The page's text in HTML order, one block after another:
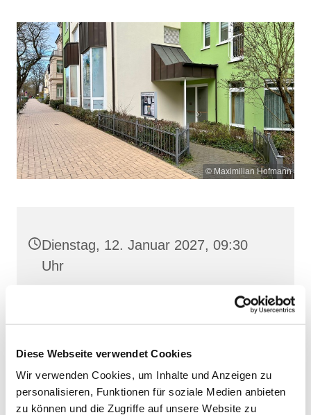
Diese Webseite verwendet Cookies
Wir verwenden Cookies, um Inhalte und Anzeigen zu
personalisieren, Funktionen für soziale Medien anbieten
zu können und die Zugriffe auf unsere Website zu
© Maximilian Hofmann
Dienstag, 12. Januar 2027, 09:30
Uhr
St. Josef, Stralsund, Jungfernstieg
3A, 18437 Stralsund